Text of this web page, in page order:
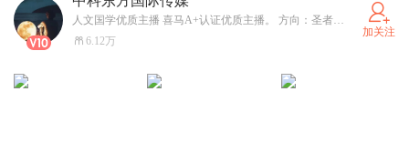
人文国学优质主播 喜马A+认证优质主播。 方向：圣者文化|觉者严华，行者道法|人者禅茶。 目标：大音希声|大象无形；大爱倾情|大美潮评；大作虚灵|大众觉醒；大德共生|大道同行！
6.12万
加关注